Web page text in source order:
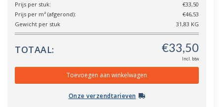
Prijs per stuk:
€33,50
Prijs per m² (afgerond):
€46,53
Gewicht per stuk
31,83 KG
TOTAAL:
Incl. btw
Onze verzendtarieven